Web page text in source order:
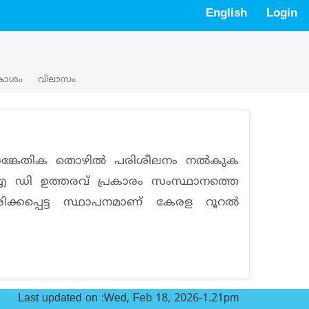
Login
English
വിലാസം
തൊഴില്‍ പരിശീലനം നല്‍കുക
എ ഡി ഉത്തരവ് പ്രകാരം സംസ്ഥാനത്തെ
സ്ഥാപനമാണ് കേരള റൂറല്‍
Last updated on :Wed, Feb 18, 2026-1.21pm